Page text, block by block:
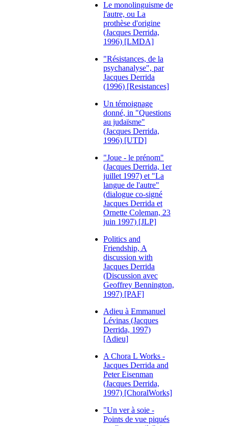
Le monolinguisme de
l'autre, ou La
prothèse d'origine
(Jacques Derrida,
1996) [LMDA]
"Résistances, de la
psychanalyse", par
Jacques Derrida
(1996) [Resistances]
Un témoignage
donné, in "Questions
au judaïsme"
(Jacques Derrida,
1996) [UTD]
"Joue - le prénom"
(Jacques Derrida, 1er
juillet 1997) et "La
langue de l'autre"
(dialogue co-signé
Jacques Derrida et
Ornette Coleman, 23
juin 1997) [JLP]
Politics and
Friendship, A
discussion with
Jacques Derrida
(Discussion avec
Geoffrey Bennington,
1997) [PAF]
Adieu à Emmanuel
Lévinas (Jacques
Derrida, 1997)
[Adieu]
A Chora L Works -
Jacques Derrida and
Peter Eisenman
(Jacques Derrida,
1997) [ChoralWorks]
"Un ver à soie -
Points de vue piqués